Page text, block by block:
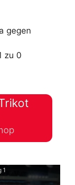
gegen
zu 0
1